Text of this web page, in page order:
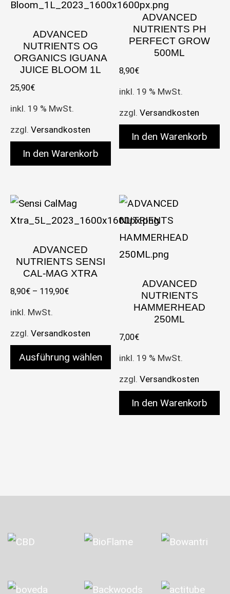
ADVANCED
NUTRIENTS OG
ORGANICS IGUANA
JUICE BLOOM 1L
25,90€
inkl. 19 % MwSt.
zzgl. Versandkosten
In den Warenkorb
ADVANCED
NUTRIENTS PH
PERFECT GROW
500ML
8,90€
inkl. 19 % MwSt.
zzgl.Versandkosten
In den Warenkorb
ADVANCED
NUTRIENTS SENSI
CAL-MAG XTRA
8,90€ – 119,90€
inkl. MwSt.
zzgl. Versandkosten
Ausführung wählen
Dieses Produkt weist mehrere Varianten auf.
ADVANCED
NUTRIENTS
HAMMERHEAD
250ML
7,00€
inkl. 19 % MwSt.
zzgl.Versandkosten
In den Warenkorb